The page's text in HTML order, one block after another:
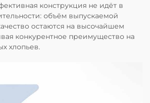
конструкция не идёт в
объём выпускаемой
остаются на высочайшем
конкурентное преимущество на
хлопьев.